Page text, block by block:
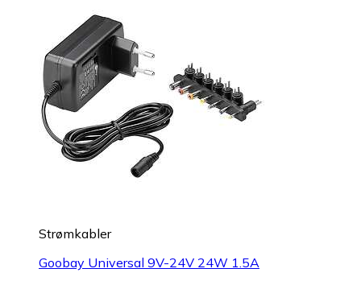
Strømkabler
Goobay Universal 9V-24V 24W 1.5A